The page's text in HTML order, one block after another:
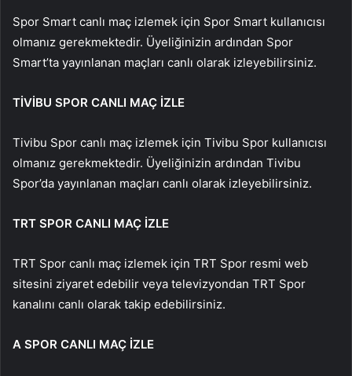
Spor Smart canlı maç izlemek için Spor Smart kullanıcısı
olmanız gerekmektedir. Üyeliğinizin ardından Spor
Smart’ta yayınlanan maçları canlı olarak izleyebilirsiniz.
TİVİBU SPOR CANLI MAÇ İZLE
Tivibu Spor canlı maç izlemek için Tivibu Spor kullanıcısı
olmanız gerekmektedir. Üyeliğinizin ardından Tivibu
Spor’da yayınlanan maçları canlı olarak izleyebilirsiniz.
TRT SPOR CANLI MAÇ İZLE
TRT Spor canlı maç izlemek için TRT Spor resmi web
sitesini ziyaret edebilir veya televizyondan TRT Spor
kanalını canlı olarak takip edebilirsiniz.
A SPOR CANLI MAÇ İZLE